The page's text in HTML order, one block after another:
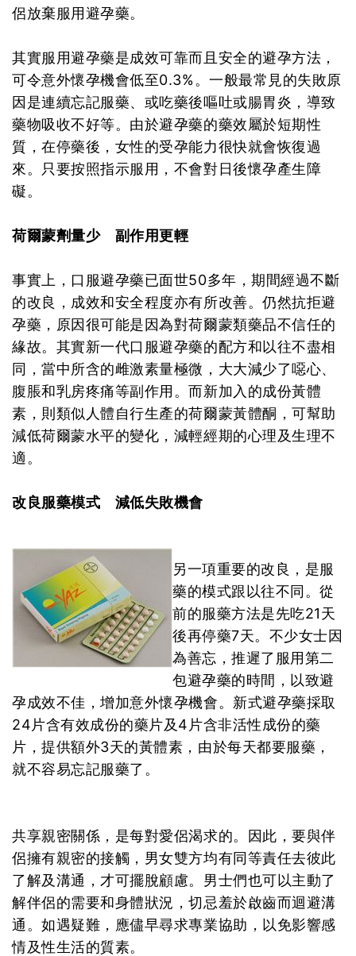
侶放棄服用避孕藥。
其實服用避孕藥是成效可靠而且安全的避孕方法，
可令意外懷孕機會低至0.3%。一般最常見的失敗原
因是連續忘記服藥、或吃藥後嘔吐或腸胃炎，導致
藥物吸收不好等。由於避孕藥的藥效屬於短期性
質，在停藥後，女性的受孕能力很快就會恢復過
來。只要按照指示服用，不會對日後懷孕產生障
礙。
荷爾蒙劑量少 副作用更輕
事實上，口服避孕藥已面世50多年，期間經過不斷
的改良，成效和安全程度亦有所改善。仍然抗拒避
孕藥，原因很可能是因為對荷爾蒙類藥品不信任的
緣故。其實新一代口服避孕藥的配方和以往不盡相
同，當中所含的雌激素量極微，大大減少了噁心、
腹脹和乳房疼痛等副作用。而新加入的成份黃體
素，則類似人體自行生產的荷爾蒙黃體酮，可幫助
減低荷爾蒙水平的變化，減輕經期的心理及生理不
適。
改良服藥模式 減低失敗機會
另一項重要的改良，是服
藥的模式跟以往不同。從
前的服藥方法是先吃21天
後再停藥7天。不少女士因
為善忘，推遲了服用第二
包避孕藥的時間，以致避
孕成效不佳，增加意外懷孕機會。新式避孕藥採取
24片含有效成份的藥片及4片含非活性成份的藥
片，提供額外3天的黃體素，由於每天都要服藥，
就不容易忘記服藥了。
共享親密關係，是每對愛侶渴求的。因此，要與伴
侶擁有親密的接觸，男女雙方均有同等責任去彼此
了解及溝通，才可擺脫顧慮。男士們也可以主動了
解伴侶的需要和身體狀況，切忌羞於啟齒而迴避溝
通。如遇疑難，應儘早尋求專業協助，以免影響感
情及性生活的質素。